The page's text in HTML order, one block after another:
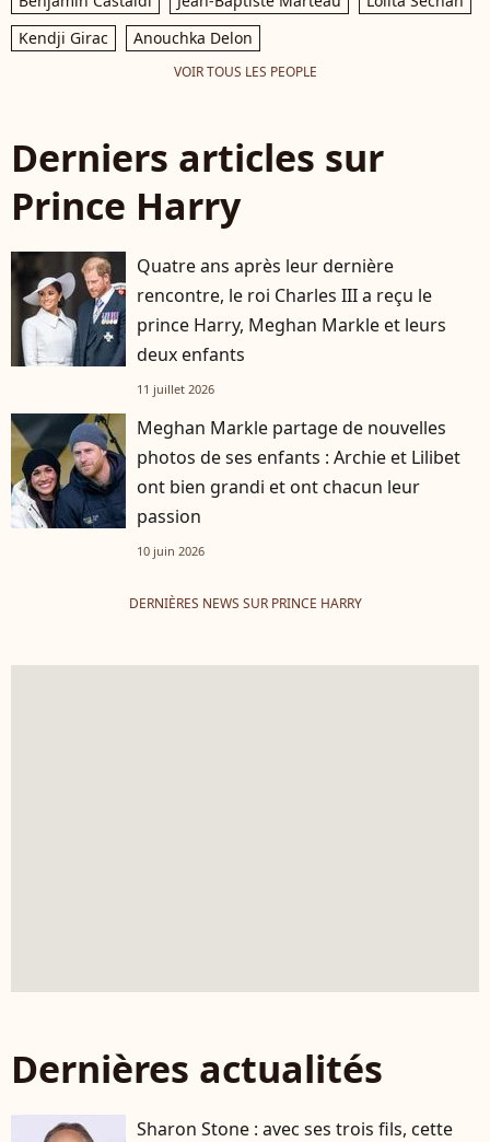
Kendji Girac
Anouchka Delon
VOIR TOUS LES PEOPLE
Derniers articles sur
Prince Harry
Quatre ans après leur dernière
rencontre, le roi Charles III a reçu le
prince Harry, Meghan Markle et leurs
deux enfants
11 juillet 2026
Meghan Markle partage de nouvelles
photos de ses enfants : Archie et Lilibet
ont bien grandi et ont chacun leur
passion
10 juin 2026
DERNIÈRES NEWS SUR PRINCE HARRY
Dernières actualités
Sharon Stone : avec ses trois fils, cette